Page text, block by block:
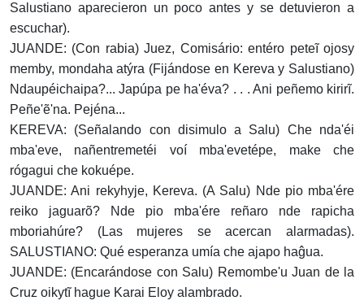
Salustiano aparecieron un poco antes y se detuvieron a
escuchar).
JUANDE: (Con rabia) Juez, Comisário: entéro peteĩ ojosy
memby, mondaha atýra (Fijándose en Kereva y Salustiano)
Ndaupéichaipa?... Japúpa pe ha'éva? . . . Ani peñemo kirirĩ.
Peñe'ẽ'na. Pejéna...
KEREVA: (Señalando con disimulo a Salu) Che nda'éi
mba'eve, nañentremetéi voí mba'evetépe, make che
rógagui che kokuépe.
JUANDE: Ani rekyhyje, Kereva. (A Salu) Nde pio mba'ére
reiko jaguarõ? Nde pio mba'ére reñaro nde rapicha
mboriahúre? (Las mujeres se acercan alarmadas).
SALUSTIANO: Qué esperanza umía che ajapo haĝua.
JUANDE: (Encarándose con Salu) Remombe'u Juan de la
Cruz oikytĩ hague Karai Eloy alambrado.